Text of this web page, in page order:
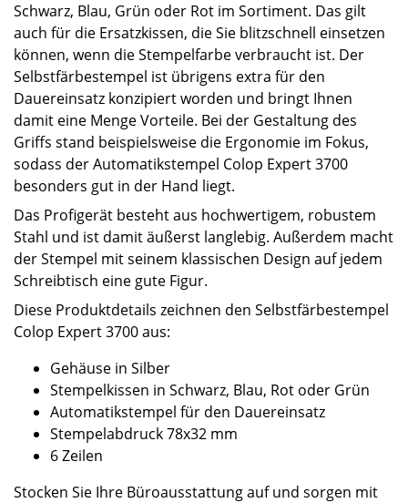
Schwarz, Blau, Grün oder Rot im Sortiment. Das gilt
auch für die Ersatzkissen, die Sie blitzschnell einsetzen
können, wenn die Stempelfarbe verbraucht ist. Der
Selbstfärbestempel ist übrigens extra für den
Dauereinsatz konzipiert worden und bringt Ihnen
damit eine Menge Vorteile. Bei der Gestaltung des
Griffs stand beispielsweise die Ergonomie im Fokus,
sodass der Automatikstempel Colop Expert 3700
besonders gut in der Hand liegt.
Das Profigerät besteht aus hochwertigem, robustem
Stahl und ist damit äußerst langlebig. Außerdem macht
der Stempel mit seinem klassischen Design auf jedem
Schreibtisch eine gute Figur.
Diese Produktdetails zeichnen den Selbstfärbestempel
Colop Expert 3700 aus:
Gehäuse in Silber
Stempelkissen in Schwarz, Blau, Rot oder Grün
Automatikstempel für den Dauereinsatz
Stempelabdruck 78x32 mm
6 Zeilen
Stocken Sie Ihre Büroausstattung auf und sorgen mit